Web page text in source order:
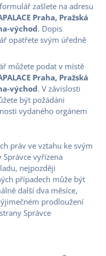
zašlete na adresu
Praha, Pražská
východ. Dopis
opatřete svým úředně
můžete podat v místě
Praha, Pražská
východ. V závislosti
být požádáni
vydaného orgánem
práv ve vztahu ke svým
vyřízena
nejpozději
případech může být
další dva měsíce,
prodloužení
Správce